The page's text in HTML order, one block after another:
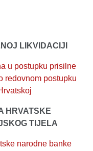
LIKVIDACIJI
u postupku prisilne
redovnom postupku
HRVATSKE
TIJELA
narodne banke